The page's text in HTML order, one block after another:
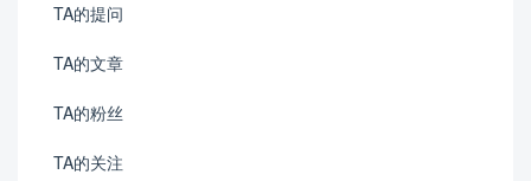
TA的提问
TA的文章
TA的粉丝
TA的关注